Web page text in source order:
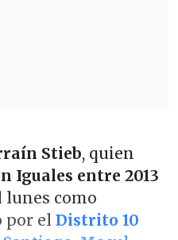
Stieb, quien
Iguales entre 2013
lunes como
por el Distrito 10